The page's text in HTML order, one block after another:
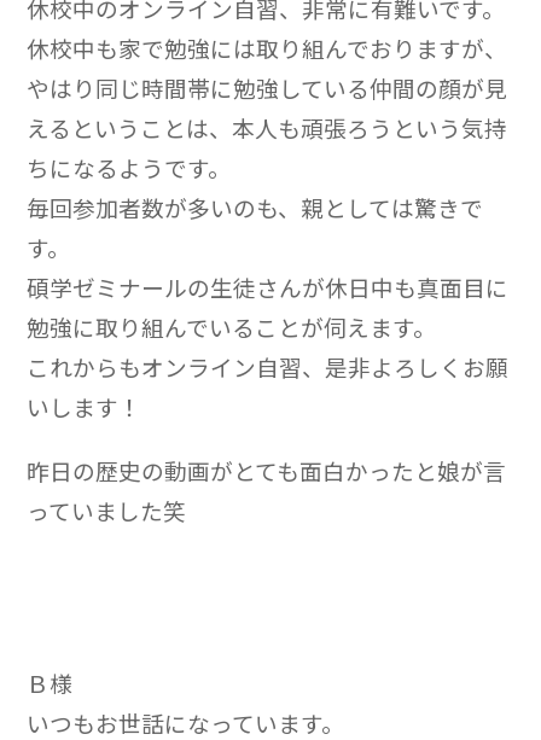
休校中のオンライン自習、非常に有難いです。
休校中も家で勉強には取り組んでおりますが、
やはり同じ時間帯に勉強している仲間の顔が見
えるということは、本人も頑張ろうという気持
ちになるようです。
毎回参加者数が多いのも、親としては驚きで
す。
碩学ゼミナールの生徒さんが休日中も真面目に
勉強に取り組んでいることが伺えます。
これからもオンライン自習、是非よろしくお願
いします！
昨日の歴史の動画がとても面白かったと娘が言
っていました笑
Ｂ様
いつもお世話になっています。